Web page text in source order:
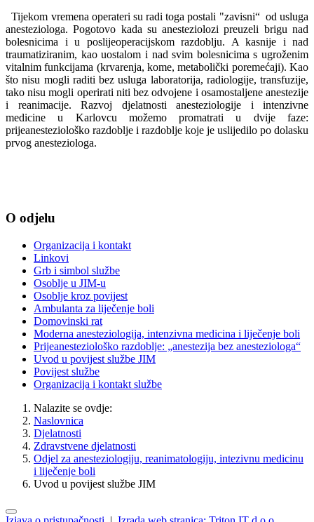
Tijekom vremena operateri su radi toga postali "zavisni“ od usluga
anesteziologa. Pogotovo kada su anesteziolozi preuzeli brigu nad
bolesnicima i u poslijeoperacijskom razdoblju. A kasnije i nad
traumatiziranim, kao uostalom i nad svim bolesnicima s ugroženim
vitalnim funkcijama (krvarenja, kome, metabolički poremećaji). Kao
što nisu mogli raditi bez usluga laboratorija, radiologije, transfuzije,
tako nisu mogli operirati niti bez odvojene i osamostaljene anestezije
i reanimacije. Razvoj djelatnosti anesteziologije i intenzivne
medicine u Karlovcu možemo promatrati u dvije faze:
prijeanesteziološko razdoblje i razdoblje koje je uslijedilo po dolasku
prvog anesteziologa.
O odjelu
Organizacija i kontakt
Linkovi
Grb i simbol službe
Osoblje u JIM-u
Osoblje kroz povijest
Ambulanta za liječenje boli
Domovinski rat
Moderna anesteziologija, intenzivna medicina i liječenje boli
Prijeanesteziološko razdoblje: „anestezija bez anesteziologa“
Uvod u povijest službe JIM
Povijest službe
Organizacija i kontakt službe
Nalazite se ovdje:
Naslovnica
Djelatnosti
Zdravstvene djelatnosti
Odjel za anesteziologiju, reanimatologiju, intezivnu medicinu
i liječenje boli
Uvod u povijest službe JIM